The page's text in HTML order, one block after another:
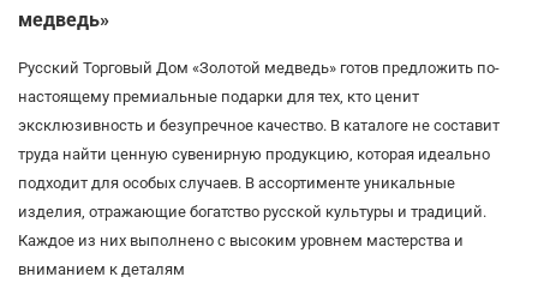
медведь»
Русский Торговый Дом «Золотой медведь» готов предложить по-
настоящему премиальные подарки для тех, кто ценит
эксклюзивность и безупречное качество. В каталоге не составит
труда найти ценную сувенирную продукцию, которая идеально
подходит для особых случаев. В ассортименте уникальные
изделия, отражающие богатство русской культуры и традиций.
Каждое из них выполнено с высоким уровнем мастерства и
вниманием к деталям